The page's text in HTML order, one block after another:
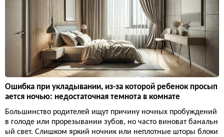
Ошибка при укладывании, из-за которой ребенок просып
ается ночью: недостаточная темнота в комнате
Большинство родителей ищут причину ночных пробуждений
в голоде или прорезывании зубов, но часто виноват банальн
ый свет. Слишком яркий ночник или неплотные шторы блоки